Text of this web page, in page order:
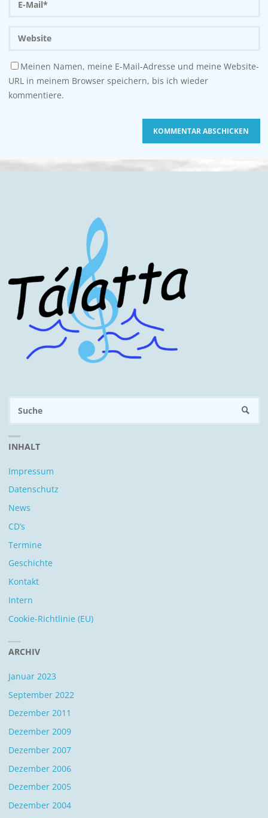
Meinen Namen, meine E-Mail-Adresse und meine Website-
URL in meinem Browser speichern, bis ich wieder
kommentiere.
INHALT
Impressum
Datenschutz
News
CD’s
Termine
Geschichte
Kontakt
Intern
Cookie-Richtlinie (EU)
ARCHIV
Januar 2023
September 2022
Dezember 2011
Dezember 2009
Dezember 2007
Dezember 2006
Dezember 2005
Dezember 2004